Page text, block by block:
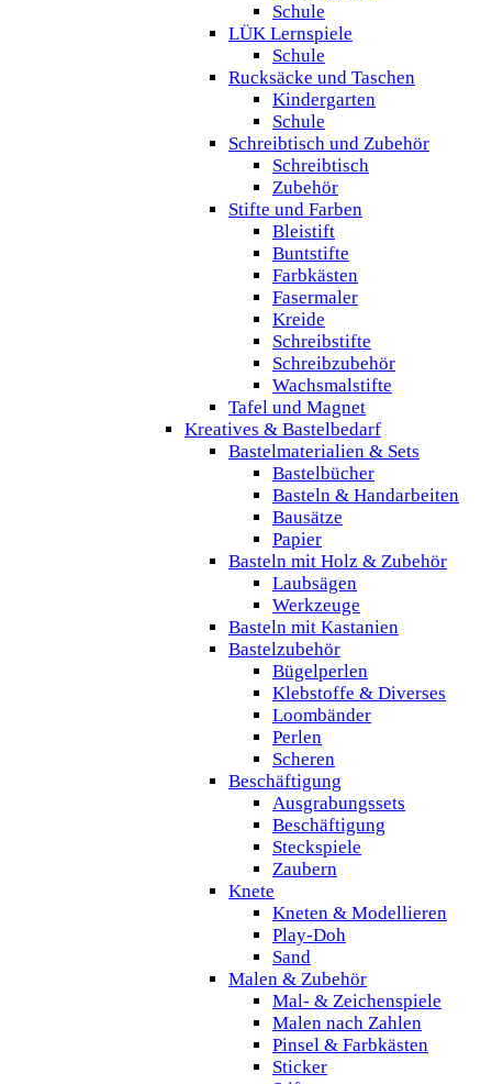
Schule
LÜK Lernspiele
Schule
Rucksäcke und Taschen
Kindergarten
Schule
Schreibtisch und Zubehör
Schreibtisch
Zubehör
Stifte und Farben
Bleistift
Buntstifte
Farbkästen
Fasermaler
Kreide
Schreibstifte
Schreibzubehör
Wachsmalstifte
Tafel und Magnet
Kreatives & Bastelbedarf
Bastelmaterialien & Sets
Bastelbücher
Basteln & Handarbeiten
Bausätze
Papier
Basteln mit Holz & Zubehör
Laubsägen
Werkzeuge
Basteln mit Kastanien
Bastelzubehör
Bügelperlen
Klebstoffe & Diverses
Loombänder
Perlen
Scheren
Beschäftigung
Ausgrabungssets
Beschäftigung
Steckspiele
Zaubern
Knete
Kneten & Modellieren
Play-Doh
Sand
Malen & Zubehör
Mal- & Zeichenspiele
Malen nach Zahlen
Pinsel & Farbkästen
Sticker